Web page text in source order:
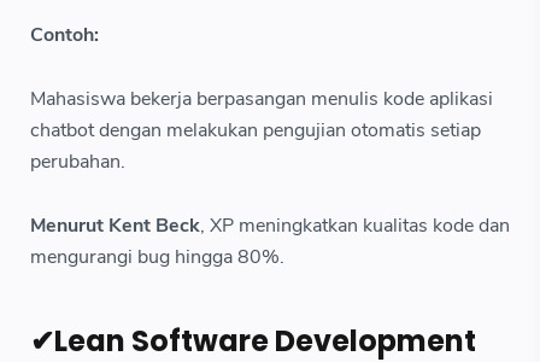
Contoh:
Mahasiswa bekerja berpasangan menulis kode aplikasi
chatbot dengan melakukan pengujian otomatis setiap
perubahan.
Menurut Kent Beck, XP meningkatkan kualitas kode dan
mengurangi bug hingga 80%.
✔Lean Software Development